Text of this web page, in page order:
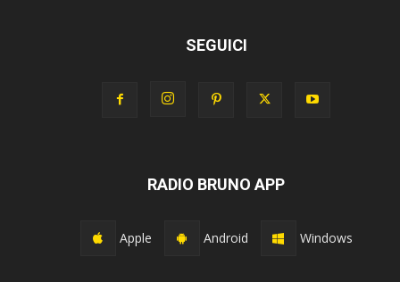
SEGUICI
RADIO BRUNO APP
Apple Android Windows